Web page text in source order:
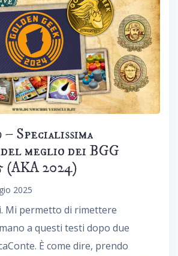
Specialissima
meglio dei BGG
(AKA 2024)
2025
Mi permetto di rimettere
a questi testi dopo due
È come dire, prendo